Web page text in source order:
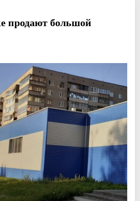
продают большой